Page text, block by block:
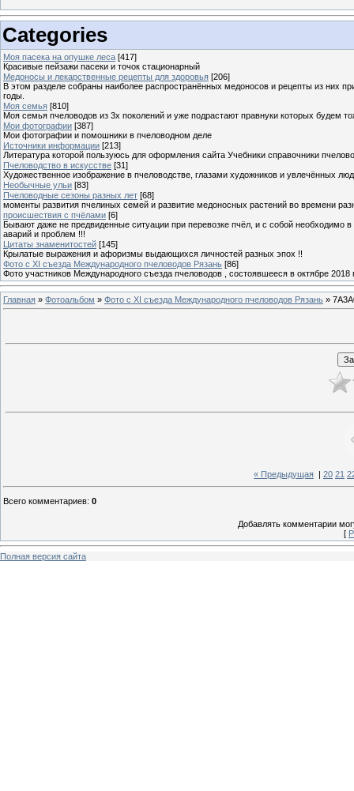
Categories
Моя пасека на опушке леса [417]
Красивые пейзажи пасеки и точок стационарный
Медоносы и лекарственные рецепты для здоровья [206]
В этом разделе собраны наиболее распространённых медоносов и рецепты из них
годы.
Моя семья [810]
Моя семья пчеловодов из 3х поколений и уже подрастают правнуки которых будем
Мои фотографии [387]
Мои фотографии и помошники в пчеловодном деле
Источники информации [213]
Литература которой пользуюсь для оформления сайта Учебники справочники
Пчеловодство в искусстве [31]
Художественное изображение в пчеловодстве, глазами художников и увлечённых
Необычные ульи [83]
Пчеловодные сезоны разных лет [68]
моменты развития пчелиных семей и развитие медоносных растений во времени
происшествия с пчёлами [6]
Бывают даже не предвиденные ситуации при перевозке пчёл, и с собой необходимо
аварий и проблем !!!
Цитаты знаменитостей [145]
Крылатые выражения и афоризмы выдающихся личностей разных эпох !!
Фото с XI съезда Международного пчеловодов Рязань [86]
Фото участников Международного съезда пчеловодов , состоявшееся в октябре 2018
Главная » Фотоальбом » Фото с XI съезда Международного пчеловодов Рязань »
« Предыдущая 20 21
Всего комментариев: 0
Добавлять комментарии
[
Полная версия сайта